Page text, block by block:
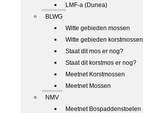
LMF-a (Dunea)
BLWG
Witte gebieden mossen
Witte gebieden korstmossen
Staat dit mos er nog?
Staat dit korstmos er nog?
Meetnet Korstmossen
Meetnet Mossen
NMV
Meetnet Bospaddenstoelen